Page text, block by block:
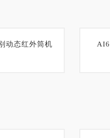
动态红外筒机